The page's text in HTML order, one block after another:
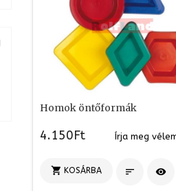
Homok öntőformák
4.150Ft Írja meg
 KOSÁRBA  